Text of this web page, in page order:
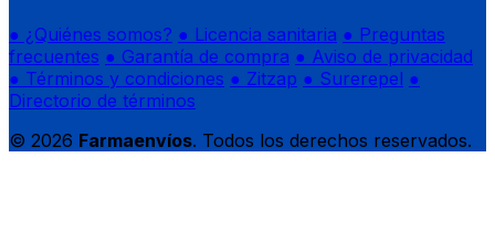
● ¿Quiénes somos? ● Licencia sanitaria ● Preguntas
frecuentes ● Garantía de compra ● Aviso de privacidad
● Términos y condiciones ● Zitzap ● Surerepel ●
Directorio de términos
© 2026 Farmaenvíos. Todos los derechos reservados.